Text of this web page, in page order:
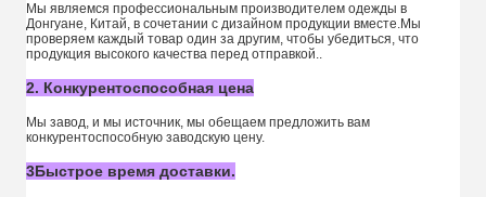
Мы являемся профессиональным производителем одежды в
Донгуане, Китай, в сочетании с дизайном продукции вместе.Мы
проверяем каждый товар один за другим, чтобы убедиться, что
продукция высокого качества перед отправкой..
2. Конкурентоспособная цена
Мы завод, и мы источник, мы обещаем предложить вам
конкурентоспособную заводскую цену.
3Быстрое время доставки.